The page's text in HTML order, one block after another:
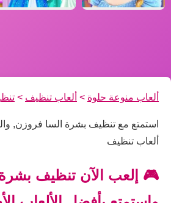
ألعاب منوعة حلوة > ألعاب تنظيف >
استمتع مع تنظيف بشرة السا فروزن,
ألعاب تنظيف
🎮 إلعب الآن تنظيف